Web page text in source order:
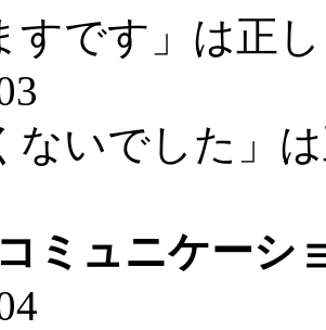
すです」は正
ないでした」
ミュニケーシ